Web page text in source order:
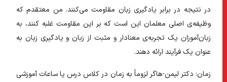
در نتیجه در برابر یادگیری زبان مقاومت می‌کنند. من معتقدم که
وظیفه‌ی اصلی معلمان این است که بر این مقاومت غلبه کنند، به
زبان‌آموزان یک تجربه‌ی معنادار و مثبت از زبان و یادگیری زبان به
عنوان یک فرآیند ارائه دهند.
زمان:دکتر لیمن-هاگر لزوماً به زمان در کلاس درس یا ساعات آموزشی